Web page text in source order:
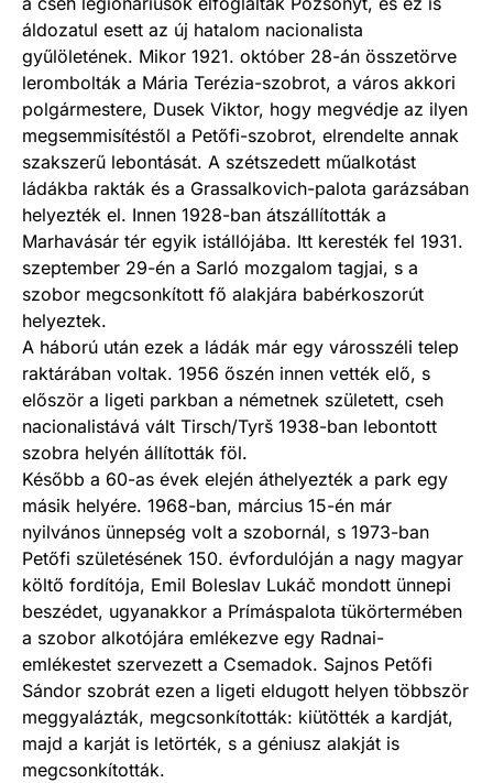
áldozatul esett az új hatalom nacionalista
gyűlöletének. Mikor 1921. október 28-án összetörve
lerombolták a Mária Terézia-szobrot, a város akkori
polgármestere, Dusek Viktor, hogy megvédje az ilyen
megsemmisítéstől a Petőfi-szobrot, elrendelte annak
szakszerű lebontását. A szétszedett műalkotást
ládákba rakták és a Grassalkovich-palota garázsában
helyezték el. Innen 1928-ban átszállították a
Marhavásár tér egyik istállójába. Itt keresték fel 1931.
szeptember 29-én a Sarló mozgalom tagjai, s a
szobor megcsonkított fő alakjára babérkoszorút
helyeztek.
A háború után ezek a ládák már egy városszéli telep
raktárában voltak. 1956 őszén innen vették elő, s
először a ligeti parkban a németnek született, cseh
nacionalistává vált Tirsch/Tyrš 1938-ban lebontott
szobra helyén állították föl.
Később a 60-as évek elején áthelyezték a park egy
másik helyére. 1968-ban, március 15-én már
nyilvános ünnepség volt a szobornál, s 1973-ban
Petőfi születésének 150. évfordulóján a nagy magyar
költő fordítója, Emil Boleslav Lukáč mondott ünnepi
beszédet, ugyanakkor a Prímáspalota tükörtermében
a szobor alkotójára emlékezve egy Radnai-
emlékestet szervezett a Csemadok. Sajnos Petőfi
Sándor szobrát ezen a ligeti eldugott helyen többször
meggyalázták, megcsonkították: kiütötték a kardját,
majd a karját is letörték, s a géniusz alakját is
megcsonkították.